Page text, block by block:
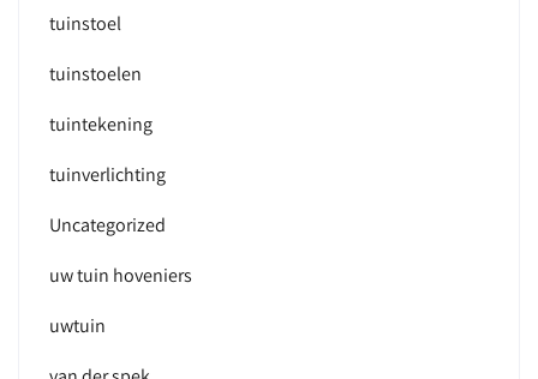
tuinstoel
tuinstoelen
tuintekening
tuinverlichting
Uncategorized
uw tuin hoveniers
uwtuin